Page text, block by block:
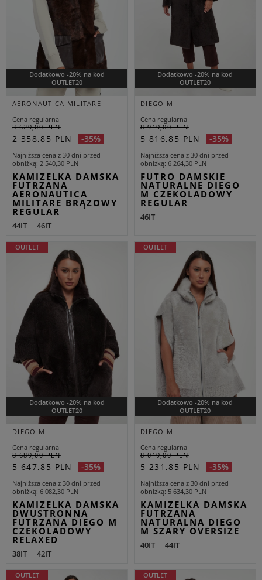
Dodatkowo -20% na kod
OUTLET20
AERONAUTICA MILITARE
Cena regularna
3 629,00 PLN
2 358,85 PLN -35%
Najniższa cena z 30 dni przed
obniżką 2 540,30 PLN
KAMIZELKA DAMSKA
FUTRZANA
AERONAUTICA
MILITARE BRĄZOWY
REGULAR
44IT 46IT
Dodatkowo -20% na kod
OUTLET20
DIEGO M
Cena regularna
8 949,00 PLN
5 816,85 PLN -35%
Najniższa cena z 30 dni przed
obniżką 6 264,30 PLN
FUTRO DAMSKIE
NATURALNE DIEGO
M CZEKOLADOWY
REGULAR
46IT
Dodatkowo -20% na kod
OUTLET20
OUTLET
DIEGO M
Cena regularna
8 689,00 PLN
5 647,85 PLN -35%
Najniższa cena z 30 dni przed
obniżką 6 082,30 PLN
KAMIZELKA DAMSKA
DWUSTRONNA
FUTRZANA DIEGO M
CZEKOLADOWY
RELAXED
38IT 42IT
Dodatkowo -20% na kod
OUTLET20
OUTLET
DIEGO M
Cena regularna
8 049,00 PLN
5 231,85 PLN -35%
Najniższa cena z 30 dni przed
obniżką 5 634,30 PLN
KAMIZELKA DAMSKA
FUTRZANA
NATURALNA DIEGO
M SZARY OVERSIZE
40IT 44IT
OUTLET OUTLET